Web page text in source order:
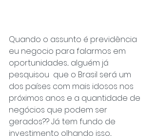
Quando o assunto é previdência
eu negocio para falarmos em
oportunidades... alguém já
pesquisou  que o Brasil será um
dos países com mais idosos nos
próximos anos e a quantidade de
negócios que podem ser
gerados?? Já tem fundo de
investimento olhando isso...